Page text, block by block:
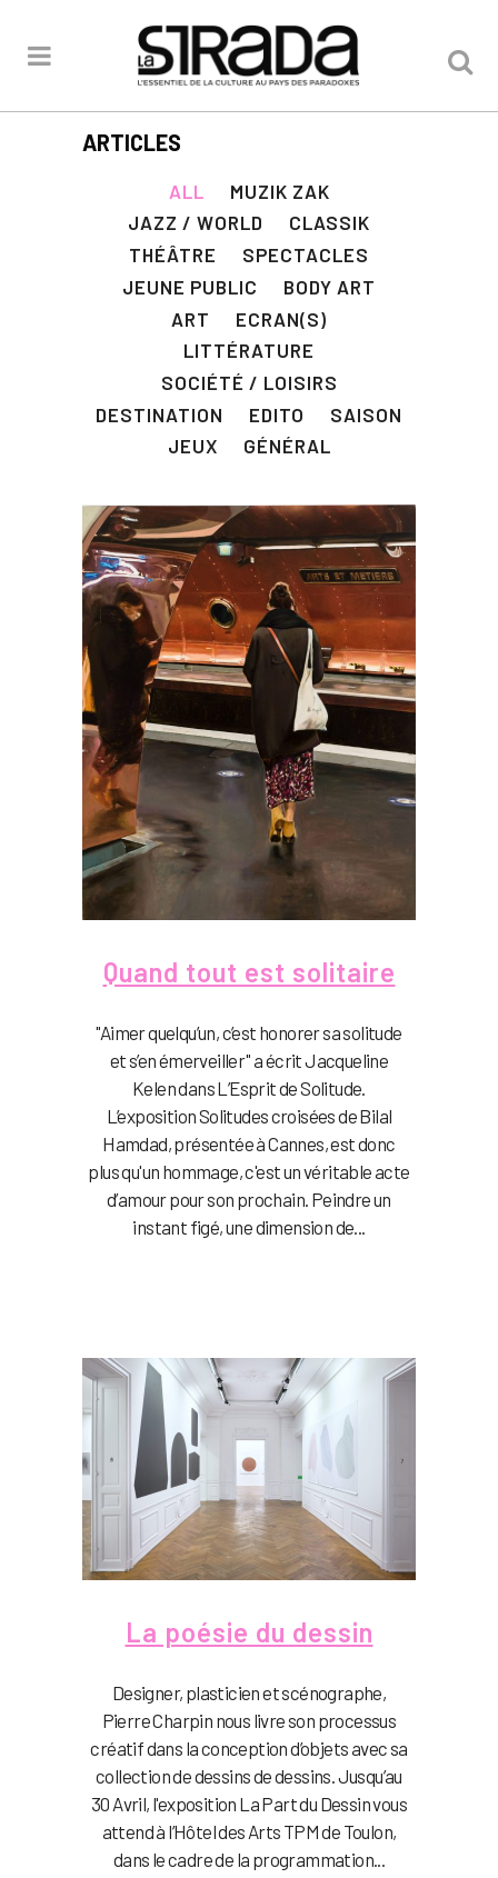
ARTICLES
ALL
MUZIK ZAK
JAZZ / WORLD
CLASSIK
THÉÂTRE
SPECTACLES
JEUNE PUBLIC
BODY ART
ART
ECRAN(S)
LITTÉRATURE
SOCIÉTÉ / LOISIRS
DESTINATION
EDITO
SAISON
JEUX
GÉNÉRAL
Quand tout est solitaire
"Aimer quelqu’un, c’est honorer sa solitude
et s’en émerveiller" a écrit Jacqueline
Kelen dans L’Esprit de Solitude.
L’exposition Solitudes croisées de Bilal
Hamdad, présentée à Cannes, est donc
plus qu'un hommage, c'est un véritable acte
d’amour pour son prochain. Peindre un
instant figé, une dimension de...
La poésie du dessin
Designer, plasticien et scénographe,
Pierre Charpin nous livre son processus
créatif dans la conception d’objets avec sa
collection de dessins de dessins. Jusqu’au
30 Avril, l'exposition La Part du Dessin vous
attend à l’Hôtel des Arts TPM de Toulon,
dans le cadre de la programmation...